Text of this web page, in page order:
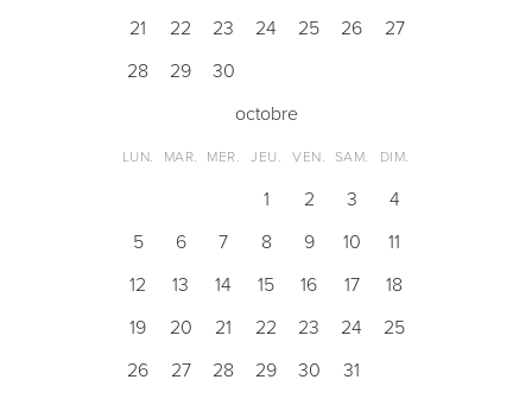
21 22 23 24 25 26
27
28
29
30
octobre
LUN. MAR. MER. JEU. VEN. SAM. DIM.
1 2 3
4
5
6 7 8 9 10
11
12
13 14 15 16 17
18
19
20 21 22 23 24
25
26
27 28 29 30 31